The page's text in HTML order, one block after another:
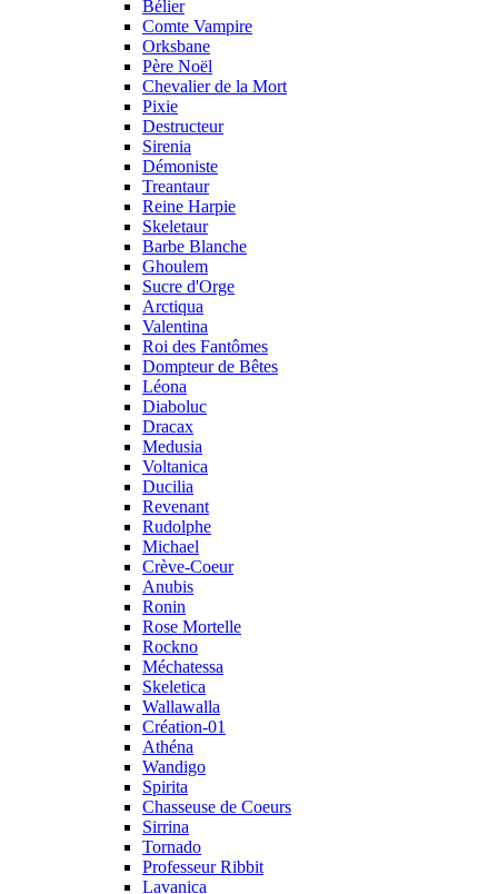
Bélier
Comte Vampire
Orksbane
Père Noël
Chevalier de la Mort
Pixie
Destructeur
Sirenia
Démoniste
Treantaur
Reine Harpie
Skeletaur
Barbe Blanche
Ghoulem
Sucre d'Orge
Arctiqua
Valentina
Roi des Fantômes
Dompteur de Bêtes
Léona
Diaboluc
Dracax
Medusia
Voltanica
Ducilia
Revenant
Rudolphe
Michael
Crève-Coeur
Anubis
Ronin
Rose Mortelle
Rockno
Méchatessa
Skeletica
Wallawalla
Création-01
Athéna
Wandigo
Spirita
Chasseuse de Coeurs
Sirrina
Tornado
Professeur Ribbit
Lavanica